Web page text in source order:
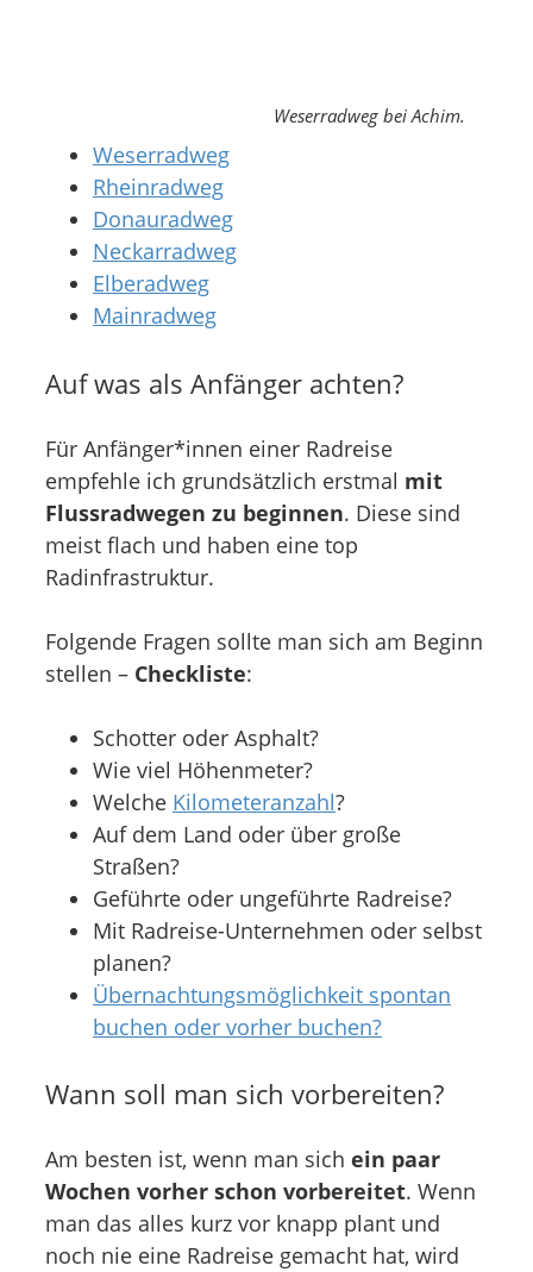
Weserradweg bei Achim.
Weserradweg
Rheinradweg
Donauradweg
Neckarradweg
Elberadweg
Mainradweg
Auf was als Anfänger achten?
Für Anfänger*innen einer Radreise
empfehle ich grundsätzlich erstmal mit
Flussradwegen zu beginnen. Diese sind
meist flach und haben eine top
Radinfrastruktur.
Folgende Fragen sollte man sich am Beginn
stellen – Checkliste:
Schotter oder Asphalt?
Wie viel Höhenmeter?
Welche Kilometeranzahl?
Auf dem Land oder über große
Straßen?
Geführte oder ungeführte Radreise?
Mit Radreise-Unternehmen oder selbst
planen?
Übernachtungsmöglichkeit spontan
buchen oder vorher buchen?
Wann soll man sich vorbereiten?
Am besten ist, wenn man sich ein paar
Wochen vorher schon vorbereitet. Wenn
man das alles kurz vor knapp plant und
noch nie eine Radreise gemacht hat, wird